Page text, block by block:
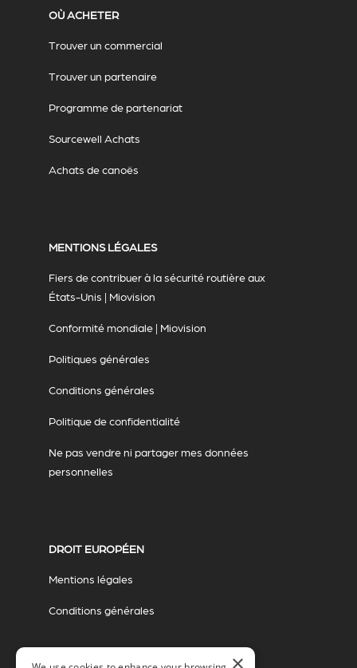
OÙ ACHETER
Trouver un commercial
Trouver un partenaire
Programme de partenariat
Sourcewell Achats
Achats de canoës
MENTIONS LÉGALES
Fiers de contribuer à la sécurité routière aux
États-Unis | Miovision
Conformité mondiale | Miovision
Politiques générales
Conditions générales
Politique de confidentialité
Ne pas vendre ni partager mes données
personnelles
DROIT EUROPÉEN
Mentions légales
Conditions générales